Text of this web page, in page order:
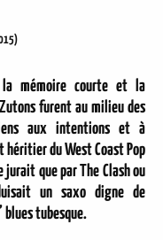
mémoire courte et la
furent au milieu des
aux intentions et à
héritier du West Coast Pop
jurait que par The Clash ou
un saxo digne de
blues tubesque.